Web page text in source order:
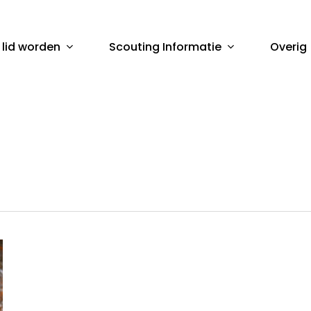
worden Scouting Informatie Overig